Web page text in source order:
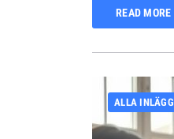
READ MORE
ALLA INLÄGG